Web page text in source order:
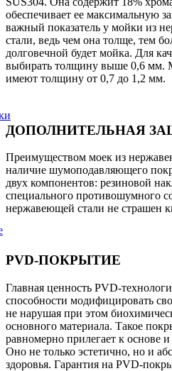
обеспечивает ее максимальную
важный показатель у мойки из
стали, ведь чем она толще, тем
долговечной будет мойка. Для
выбирать толщину выше 0,6 мм.
имеют толщину от 0,7 до 1,2 мм.
ДОПОЛНИТЕЛЬНАЯ
Преимуществом моек из
наличие шумоподавляющего
двух компонентов: резиновой
специального противошумного
нержавеющей стали не страшен
PVD-ПОКРЫТИЕ
Главная ценность PVD-
способности модифицировать
не нарушая при этом
основного материала. Такое
равномерно прилегает к основе
Оно не только эстетично, но и
здоровья. Гарантия на PVD-